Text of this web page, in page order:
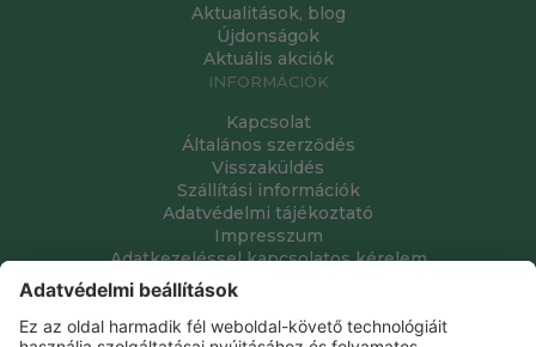
Aktualitások, blog
Újdonságok
Aktuális akciók
INFORMÁCIÓK
Kapcsolat
Általános szerződés
Visszaküldés
Szállítási információk
Adatvédelmi tájékoztató
Impresszum
Adatkezeléssel kapcsolatos kérelem